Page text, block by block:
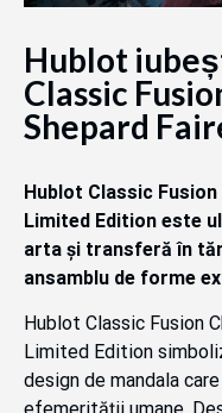
Hublot
Classic
Shepard
Hublot Classic
Limited Edition este
arta și transferă în
ansamblu de forme
Hublot Classic Fusion
Limited Edition
design de mandala